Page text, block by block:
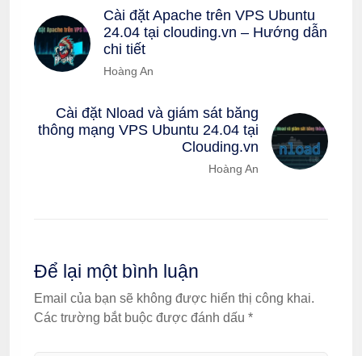
Cài đặt Apache trên VPS Ubuntu
24.04 tại clouding.vn – Hướng dẫn
chi tiết
Hoàng An
Cài đặt Nload và giám sát băng
thông mạng VPS Ubuntu 24.04 tại
Clouding.vn
Hoàng An
Để lại một bình luận
Email của bạn sẽ không được hiển thị công khai.
Các trường bắt buộc được đánh dấu *